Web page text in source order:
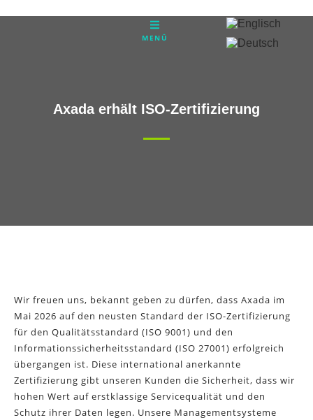
MENÜ
Axada erhält ISO-Zertifizierung
Wir freuen uns, bekannt geben zu dürfen, dass Axada im
Mai 2026 auf den neusten Standard der ISO-Zertifizierung
für den Qualitätsstandard (ISO 9001) und den
Informationssicherheitsstandard (ISO 27001) erfolgreich
übergangen ist. Diese international anerkannte
Zertifizierung gibt unseren Kunden die Sicherheit, dass wir
hohen Wert auf erstklassige Servicequalität und den
Schutz ihrer Daten legen. Unsere Managementsysteme